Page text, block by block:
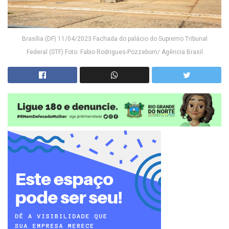
Brasília (DF) 11/04/2023 Fachada do palácio do Supremo Tribunal
Federal (STF) Foto: Fabio Rodrigues-Pozzebom/ Agência Brasil